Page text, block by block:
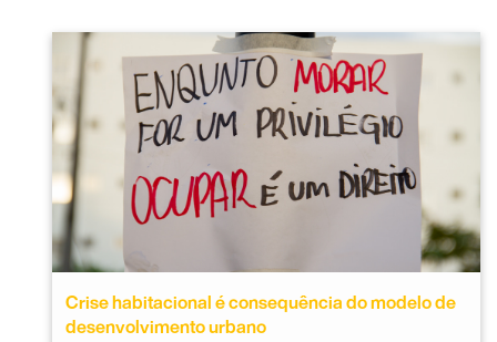
Crise habitacional é consequência do modelo de
desenvolvimento urbano